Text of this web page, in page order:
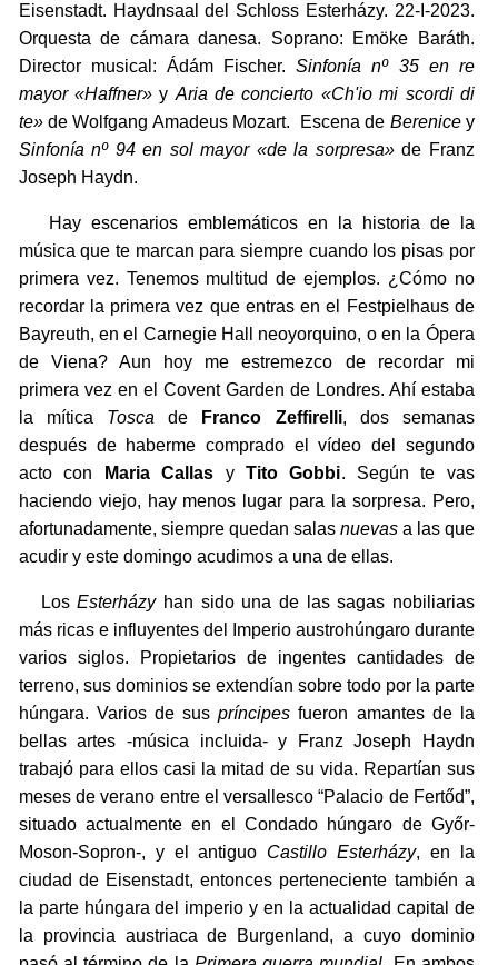
Eisenstadt. Haydnsaal del Schloss Esterházy. 22-I-2023.
Orquesta de cámara danesa. Soprano: Emöke Baráth.
Director musical: Ádám Fischer.Sinfonía nº 35 en re
mayor «Haffner» y Aria de concierto «Ch'io mi scordi di
te»de Wolfgang Amadeus Mozart. Escena de Berenicey
Sinfonía nº 94 en sol mayor «de la sorpresa»de Franz
Joseph Haydn.
Hay escenarios emblemáticos en la historia de la
música que te marcan para siempre cuando los pisas por
primera vez. Tenemos multitud de ejemplos. ¿Cómo no
recordar la primera vez que entras en el Festpielhaus de
Bayreuth, en el Carnegie Hall neoyorquino, o en la Ópera
de Viena? Aun hoy me estremezco de recordar mi
primera vez en el Covent Garden de Londres. Ahí estaba
la mítica Tosca de Franco Zeffirelli, dos semanas
después de haberme comprado el vídeo del segundo
acto con
Maria Callas yTito Gobbi. Según te vas
haciendo viejo, hay menos lugar para la sorpresa. Pero,
afortunadamente, siempre quedan salas nuevasa las que
acudir y este domingo acudimos a una de ellas.
LosEsterházyhan sido una de las sagas nobiliarias
más ricas e influyentes del Imperio austrohúngaro durante
varios siglos. Propietarios de ingentes cantidades de
terreno, sus dominios se extendían sobre todo por la parte
húngara. Varios de suspríncipes fueron amantes de la
bellas artes -música incluida- y Franz Joseph Haydn
trabajó para ellos casi la mitad de su vida. Repartían sus
meses de verano entre el versallesco “Palacio de Fertőd”,
situado actualmente en el Condado húngaro de Győr-
Moson-Sopron-, y el antiguo Castillo Esterházy, en la
ciudad de Eisenstadt, entonces perteneciente también a
la parte húngara del imperio y en la actualidad capital de
la provincia austriaca de Burgenland, a cuyo dominio